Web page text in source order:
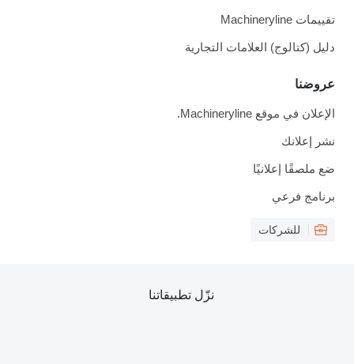
تقييمات Machineryline
دليل (كتالوج) العلامات التجارية
عروضنا
الإعلان في موقع Machineryline.
نشر إعلانك
ضع ملصقًا إعلانيًا
برنامج فرعي
للشركات
نزّل تطبيقاتنا